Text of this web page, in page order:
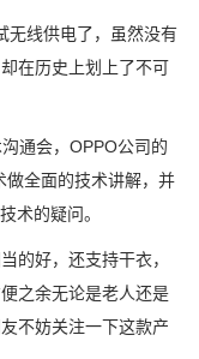
线供电了，虽然没有
在历史上划上了不可
通会，OPPO公司的
全面的技术讲解，并
术的疑问。
好，还支持干衣，
之余无论是老人还是
不妨关注一下这款产